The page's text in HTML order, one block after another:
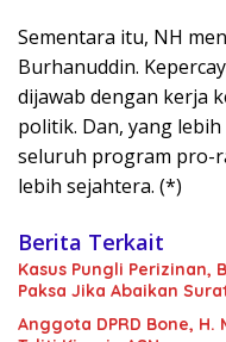
Sementara itu, NH
Burhanuddin.
dijawab dengan kerja
politik. Dan, yang
seluruh program pro-
lebih sejahtera. (*)
Berita Terkait
Kasus Pungli Perizinan,
Paksa Jika Abaikan
Anggota DPRD Bone, H.